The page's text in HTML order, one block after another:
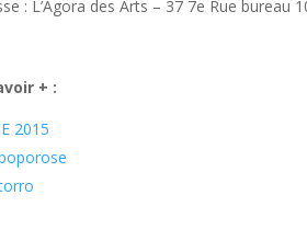
: L’Agora des Arts – 37 7e Rue bureau
+ :
2015